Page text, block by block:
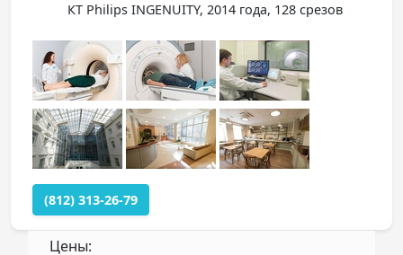
КТ Philips INGENUITY, 2014 года, 128 срезов
(812) 313-26-79
Цены: